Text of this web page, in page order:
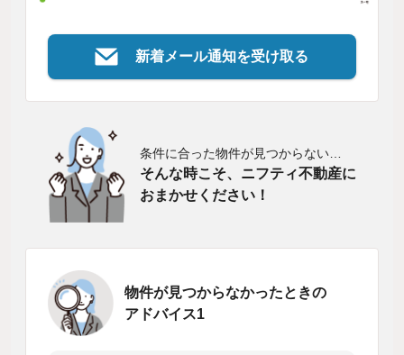
新着メール通知を受け取る
条件に合った物件が見つからない…
そんな時こそ、ニフティ不動産に
おまかせください！
物件が見つからなかったときの
アドバイス1